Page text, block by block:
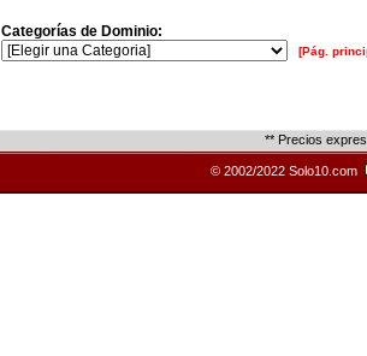
Categorías de Dominio:
[Pág.
** Precios
© 2002/2022 Solo10.com